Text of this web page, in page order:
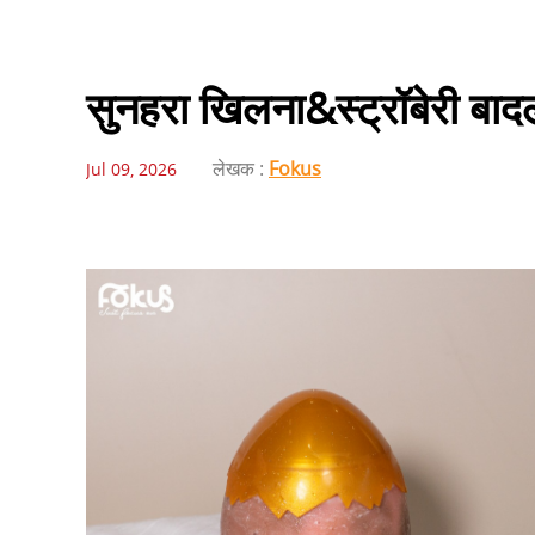
सुनहरा खिलना&स्ट्रॉबेरी
Jul 09, 2026 लेखक : Fokus